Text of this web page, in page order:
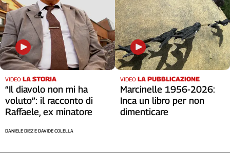
VIDEO LA STORIA
“Il diavolo non mi ha
voluto”: il racconto di
Raffaele, ex minatore
DANIELE DIEZ E DAVIDE COLELLA
VIDEO LA PUBBLICAZIONE
Marcinelle 1956-2026:
Inca un libro per non
dimenticare